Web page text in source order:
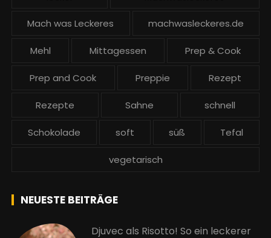
Mach was Leckeres machwasleckeres.de
Mehl Mittagessen Prep & Cook
Prep and Cook Preppie Rezept
Rezepte Sahne schnell
Schokolade soft süß Tefal
vegetarisch
NEUESTE BEITRÄGE
Djuvec als Risotto! So ein leckerer